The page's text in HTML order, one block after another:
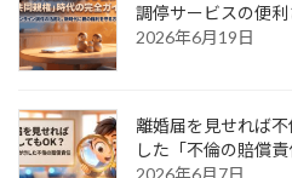
調停サービスの便利
2026年6月19日
離婚届を見せれば
した「不倫の賠償責
2026年6月7日